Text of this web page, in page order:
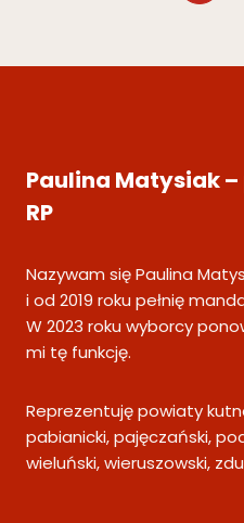
Paulina Matysiak –
RP
Nazywam się Paulina
i od 2019 roku pełnię
W 2023 roku wyborcy
mi tę funkcję.
Reprezentuję powiaty
pabianicki, pajęczański,
wieluński, wieruszowski,